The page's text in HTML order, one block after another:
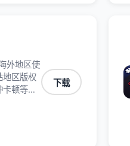
力于帮
港澳台地
游戏和音
在海外或
服游戏和
稳定的全
专线。能
外地区使
地区版权
顿等问
专用回
网络问
下载